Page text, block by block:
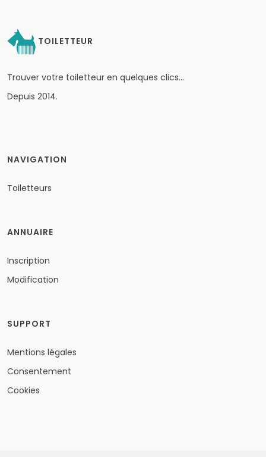
TOILETTEUR
Trouver votre toiletteur en quelques clics…
Depuis 2014.
NAVIGATION
Toiletteurs
ANNUAIRE
Inscription
Modification
SUPPORT
Mentions légales
Consentement
Cookies